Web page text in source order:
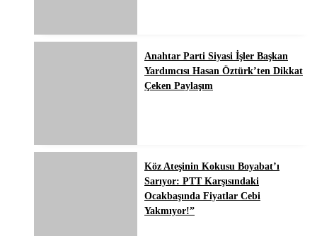
Anahtar Parti Siyasi İşler Başkan
Yardımcısı Hasan Öztürk’ten Dikkat
Çeken Paylaşım
Köz Ateşinin Kokusu Boyabat’ı
Sarıyor: PTT Karşısındaki
Ocakbaşında Fiyatlar Cebi
Yakmıyor!”